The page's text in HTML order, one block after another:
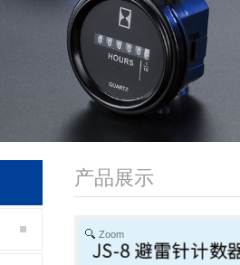
产品展示
Zoom